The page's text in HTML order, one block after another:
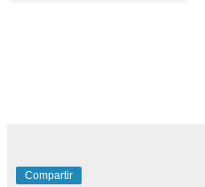
Compartir